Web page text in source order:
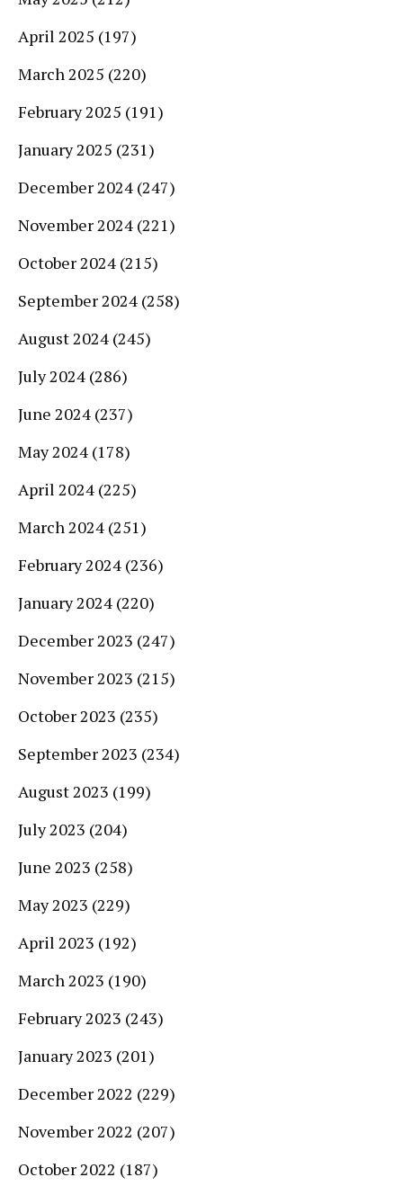
April 2025 (197)
March 2025 (220)
February 2025 (191)
January 2025 (231)
December 2024 (247)
November 2024 (221)
October 2024 (215)
September 2024 (258)
August 2024 (245)
July 2024 (286)
June 2024 (237)
May 2024 (178)
April 2024 (225)
March 2024 (251)
February 2024 (236)
January 2024 (220)
December 2023 (247)
November 2023 (215)
October 2023 (235)
September 2023 (234)
August 2023 (199)
July 2023 (204)
June 2023 (258)
May 2023 (229)
April 2023 (192)
March 2023 (190)
February 2023 (243)
January 2023 (201)
December 2022 (229)
November 2022 (207)
October 2022 (187)